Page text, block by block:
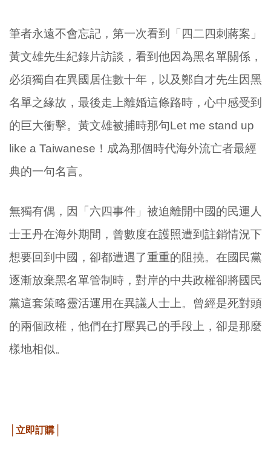
筆者永遠不會忘記，第一次看到「四二四刺蔣案」
黃文雄先生紀錄片訪談，看到他因為黑名單關係，
必須獨自在異國居住數十年，以及鄭自才先生因黑
名單之緣故，最後走上離婚這條路時，心中感受到
的巨大衝擊。黃文雄被捕時那句Let me stand up
like a Taiwanese！成為那個時代海外流亡者最經
典的一句名言。
無獨有偶，因「六四事件」被迫離開中國的民運人
士王丹在海外期間，曾數度在護照遭到註銷情況下
想要回到中國，卻都遭遇了重重的阻撓。在國民黨
逐漸放棄黑名單管制時，對岸的中共政權卻將國民
黨這套策略靈活運用在異議人士上。曾經是死對頭
的兩個政權，他們在打壓異己的手段上，卻是那麼
樣地相似。
│立即訂購│